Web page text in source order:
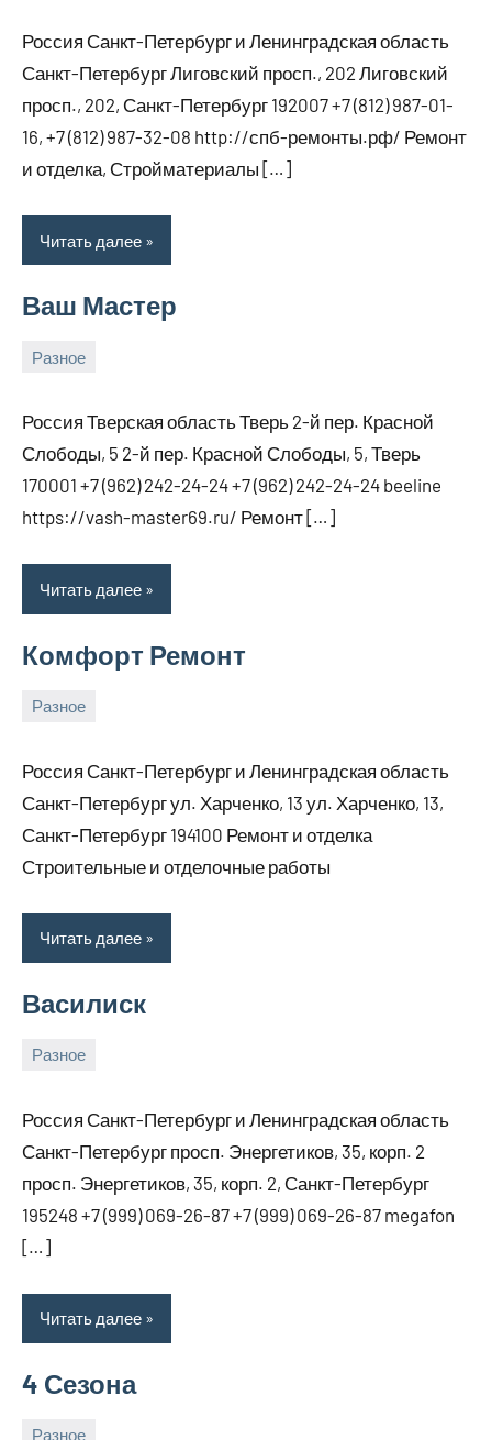
2026
Россия Санкт-Петербург и Ленинградская область
Санкт-Петербург Лиговский просп., 202 Лиговский
просп., 202, Санкт-Петербург 192007 +7 (812) 987-01-
16, +7 (812) 987-32-08 http://спб-ремонты.рф/ Ремонт
и отделка, Стройматериалы […]
Читать далее
Ваш Мастер
Разное
2026
Россия Тверская область Тверь 2-й пер. Красной
Слободы, 5 2-й пер. Красной Слободы, 5, Тверь
170001 +7 (962) 242-24-24 +7 (962) 242-24-24 beeline
https://vash-master69.ru/ Ремонт […]
Читать далее
Комфорт Ремонт
Разное
2026
Россия Санкт-Петербург и Ленинградская область
Санкт-Петербург ул. Харченко, 13 ул. Харченко, 13,
Санкт-Петербург 194100 Ремонт и отделка
Строительные и отделочные работы
Читать далее
Василиск
Разное
2026
Россия Санкт-Петербург и Ленинградская область
Санкт-Петербург просп. Энергетиков, 35, корп. 2
просп. Энергетиков, 35, корп. 2, Санкт-Петербург
195248 +7 (999) 069-26-87 +7 (999) 069-26-87 megafon
[…]
Читать далее
4 Сезона
Разное